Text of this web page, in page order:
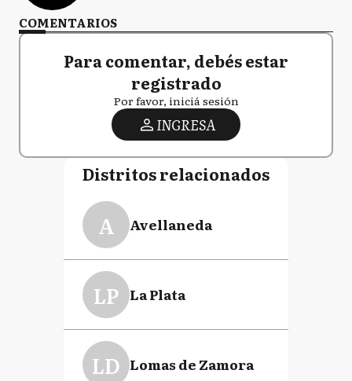
COMENTARIOS
Para comentar, debés estar
registrado
Por favor, iniciá sesión
INGRESA
Distritos relacionados
A Avellaneda
LP La Plata
LD Lomas de Zamora